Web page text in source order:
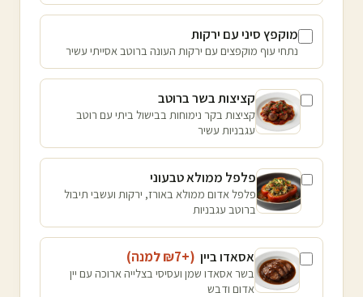
מוקפץ סיני עם ירקות
נתחי עוף מוקפצים עם ירקות העונה ברוטב אסייתי עשיר
קציצות בשר ברוטב
קציצות בקר נימוחות בבישול ביתי עם רוטב
עגבניות עשיר
פלפל ממולא טבעוני
פלפל אדום ממולא באורז, ירקות ועשבי תיבול
ברוטב עגבניות
אסאדו ביין (+₪
7 למנה)
בשר אסאדו שמן ועסיסי בצלייה ארוכה עם יין
אדום ודבש